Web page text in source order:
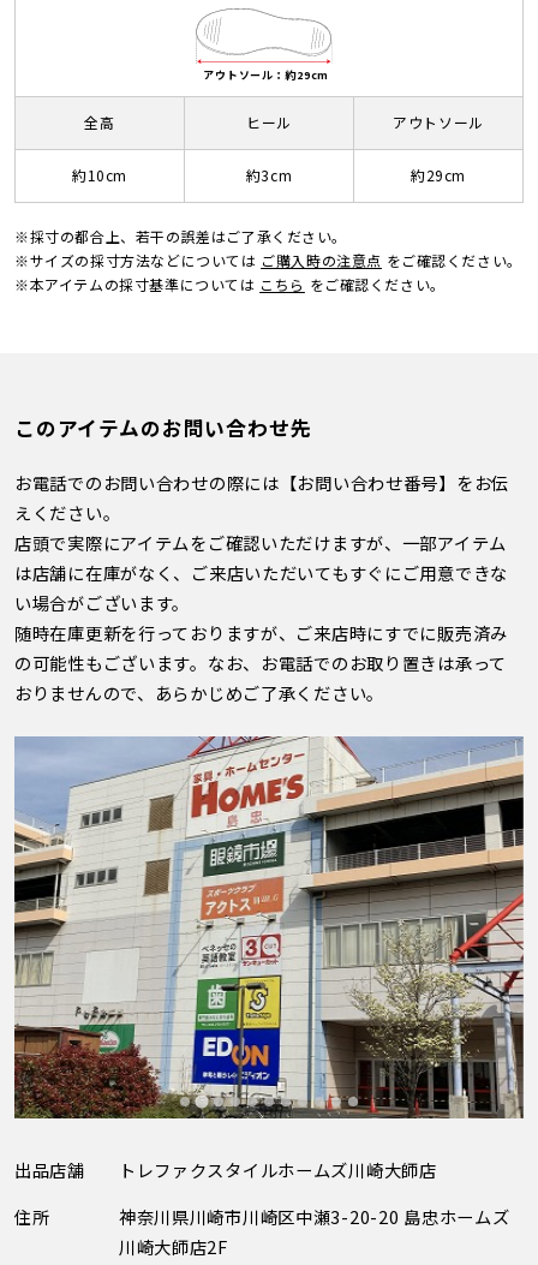
アウトソール：約29cm
全高
約10cm
ヒール
約3cm
アウトソール
約29cm
※採寸の都合上、若干の誤差はご了承ください。
※サイズの採寸方法などについては ご購入時の注意点 をご確認ください。
※本アイテムの採寸基準については こちら をご確認ください。
このアイテムのお問い合わせ先
お電話でのお問い合わせの際には【お問い合わせ番号】をお伝
えください。
店頭で実際にアイテムをご確認いただけますが、一部アイテム
は店舗に在庫がなく、ご来店いただいてもすぐにご用意できな
い場合がございます。
随時在庫更新を行っておりますが、ご来店時にすでに販売済み
の可能性もございます。なお、お電話でのお取り置きは承って
おりませんので、あらかじめご了承ください。
出品店舗
トレファクスタイルホームズ川崎大師店
住所
神奈川県川崎市川崎区中瀬3-20-20 島忠ホームズ
川崎大師店2F